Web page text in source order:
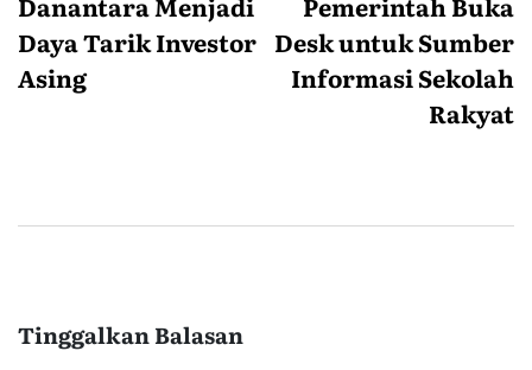
Daya Tarik Investor
Asing
Desk untuk Sumber
Informasi Sekolah
Rakyat
Tinggalkan Balasan